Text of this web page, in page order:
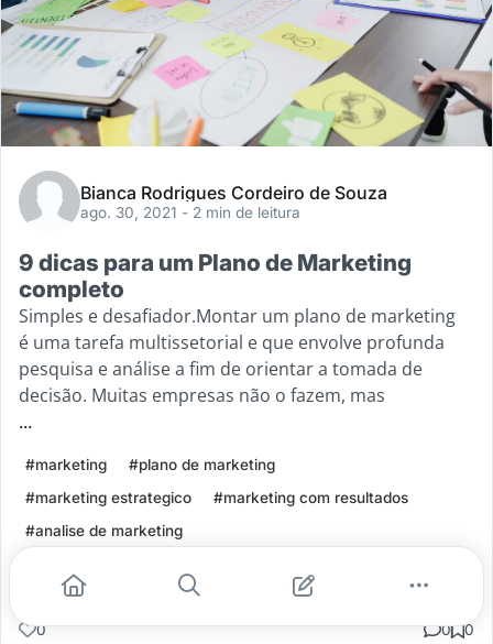
Bianca Rodrigues Cordeiro de Souza
ago. 30, 2021 - 2 min de leitura
9 dicas para um Plano de Marketing
completo
Simples e desafiador.Montar um plano de marketing
é uma tarefa multissetorial e que envolve profunda
pesquisa e análise a fim de orientar a tomada de
decisão. Muitas empresas não o fazem, mas
...
#marketing
#plano de marketing
#marketing estrategico
#marketing com resultados
#analise de marketing
Leia mais
0 0 0